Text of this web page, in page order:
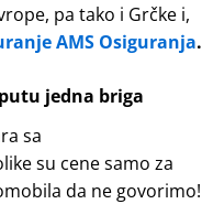
pa tako i Grčke i,
AMS Osiguranja.
jedna briga
sa
su cene samo za
da ne govorimo!